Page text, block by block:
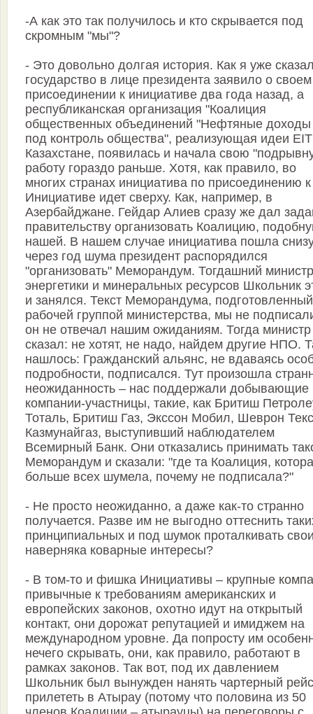
-А как это так получилось и кто скрывается под
скромным "мы"?
- Это довольно долгая история. Как я уже
государство в лице президента заявило о своем
присоединении к инициативе два года назад, а
республиканская организация "Коалиция
общественных объединений "Нефтяные доходы
под контроль общества", реализующая идеи
Казахстане, появилась и начала свою
работу гораздо раньше. Хотя, как правило, во
многих странах инициатива по присоединению к
Инициативе идет сверху. Как, например, в
Азербайджане. Гейдар Алиев сразу же дал
правительству организовать Коалицию,
нашей. В нашем случае инициатива пошла
через год шума президент распорядился
"организовать" Меморандум. Тогдашний министр
энергетики и минеральных ресурсов Школьник
и занялся. Текст Меморандума, подготовленный
рабочей группой министерства, мы не
он не отвечал нашим ожиданиям. Тогда министр
сказал: не хотят, не надо, найдем другие НПО.
нашлось: Гражданский альянс, не вдаваясь
подробности, подписался. Тут произошла
неожиданность – нас поддержали добывающие
компании-участницы, такие, как Бритиш
Тоталь, Бритиш Газ, Экссон Мобил, Шеврон
Казмунайгаз, выступивший наблюдателем
Всемирный Банк. Они отказались принимать
Меморандум и сказали: "где та Коалиция,
больше всех шумела, почему не подписала?"
- Не просто неожиданно, а даже как-то странно
получается. Разве им не выгодно оттеснить
принципиальных и под шумок проталкивать
наверняка коварные интересы?
- В том-то и фишка Инициативы – крупные
привычные к требованиям американских и
европейских законов, охотно идут на открытый
контакт, они дорожат репутацией и имиджем на
международном уровне. Да попросту им
нечего скрывать, они, как правило, работают в
рамках законов. Так вот, под их давлением
Школьник был вынужден нанять чартерный
прилететь в Атырау (потому что половина из 50